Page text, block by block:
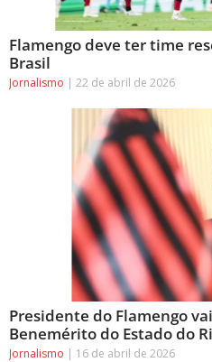
Flamengo deve ter time
Brasil
Jornalismo 22 de abril de 2026
Presidente do Flamengo
Benemérito do Estado do
Jornalismo 16 de abril de 2026